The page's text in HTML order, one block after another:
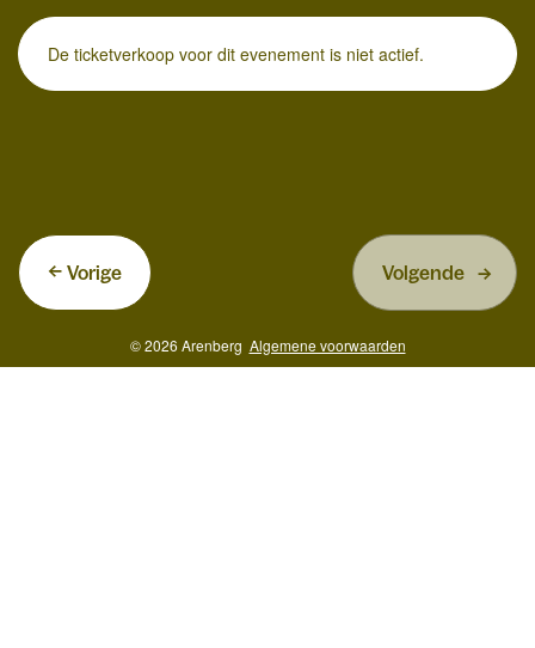
De ticketverkoop voor dit evenement is niet actief.
Vorige Volgende
© 2026 Arenberg Algemene voorwaarden